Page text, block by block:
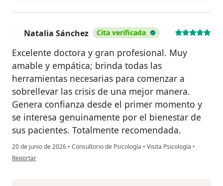
Natalia Sánchez Cita verificada
Excelente doctora y gran profesional. Muy
amable y empática; brinda todas las
herramientas necesarias para comenzar a
sobrellevar las crisis de una mejor manera.
Genera confianza desde el primer momento y
se interesa genuinamente por el bienestar de
sus pacientes. Totalmente recomendada.
20 de junio de 2026 • Consultorio de Psicología • Visita Psicología •
en opinión del usuario Natalia Sánchez
Reportar